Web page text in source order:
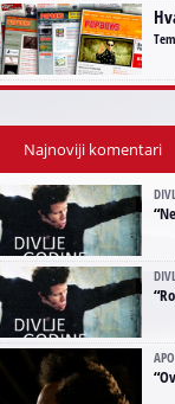
Najnoviji komentari
“Ne
“
“Ovih